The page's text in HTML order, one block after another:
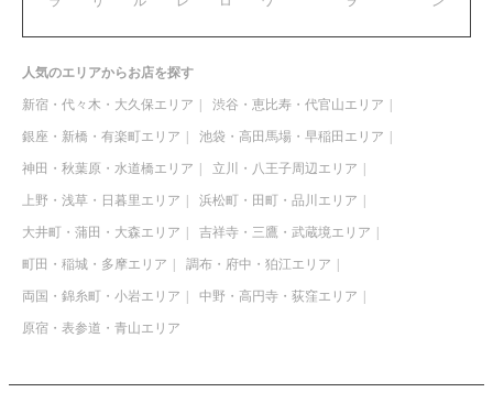
人気のエリアからお店を探す
新宿・代々木・大久保エリア 渋谷・恵比寿・代官山エリア
銀座・新橋・有楽町エリア 池袋・高田馬場・早稲田エリア
神田・秋葉原・水道橋エリア 立川・八王子周辺エリア
上野・浅草・日暮里エリア 浜松町・田町・品川エリア
大井町・蒲田・大森エリア 吉祥寺・三鷹・武蔵境エリア
町田・稲城・多摩エリア 調布・府中・狛江エリア
両国・錦糸町・小岩エリア 中野・高円寺・荻窪エリア
原宿・表参道・青山エリア